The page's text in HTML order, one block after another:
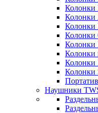
Колонки
Колонки
Колонки
Колонки
Колонки
Колонки
Колонки
Колонки
Наушники